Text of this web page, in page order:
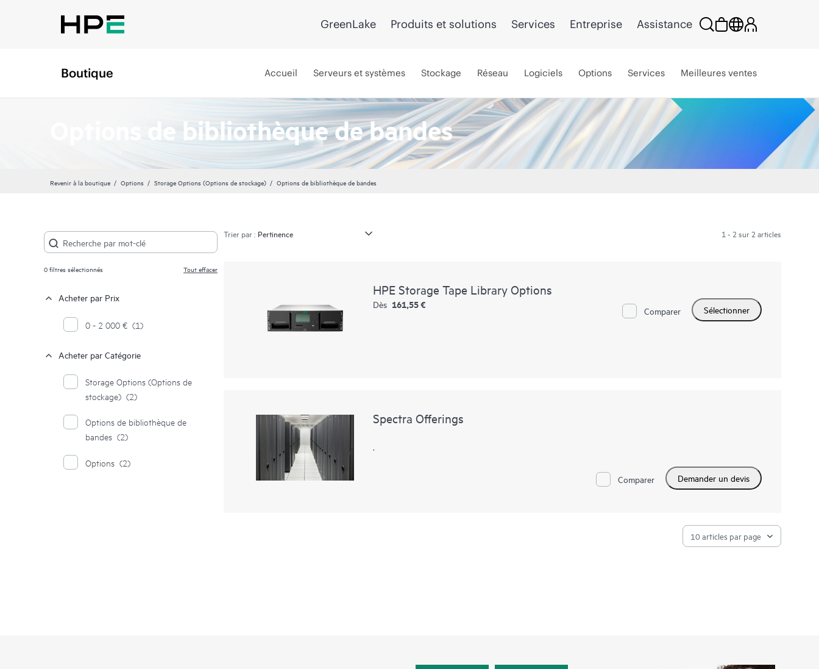
GreenLake Produits et solutions Services Entreprise Assistance
Boutique Accueil Serveurs et systèmes Stockage Réseau Logiciels Options Services Meilleures ventes
Options de bibliothèque de bandes
Revenir à la boutique Options Storage Options (Options de stockage) Options de bibliothèque de bandes
0filtres sélectionnés Tout effacer
Acheter par Prix
0 - 2 000 € (1)
Acheter par Catégorie
Storage Options (Options de
stockage) (2)
Options de bibliothèque de
bandes (2)
Options (2)
Trier par : 1 - 2 sur 2 articles
HPE Storage Tape Library Options
Dès 161,55 €
Comparer Sélectionner
Spectra Offerings
.
Comparer Demander un devis